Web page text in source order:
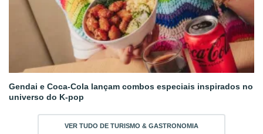
Gendai e Coca-Cola lançam combos especiais inspirados no
universo do K-pop
VER TUDO DE TURISMO & GASTRONOMIA